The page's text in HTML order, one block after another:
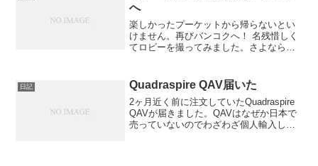
へ
楽しかったプーケットから帰らないとい
けません。再びバンコクへ！ 名残惜しく
てロビーを撮ってみました。さよならプ
日記 Quadraspire QAV届いた
2ヶ月近く前に注文していたQuadraspire
QAVが届きました。QAVはなぜか日本で
売っていないのでわざわざ個人輸入した